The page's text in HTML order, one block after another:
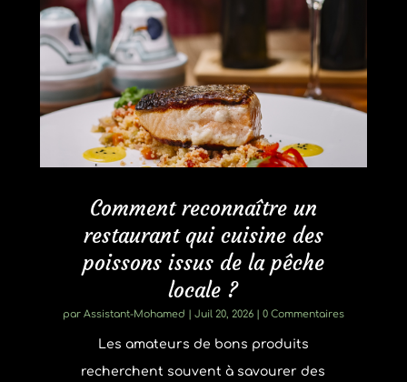
Comment reconnaître un
restaurant qui cuisine des
poissons issus de la pêche
locale ?
par Assistant-Mohamed Juil 20, 2026| 0 Commentaires
Les amateurs de bons produits
recherchent souvent à savourer des